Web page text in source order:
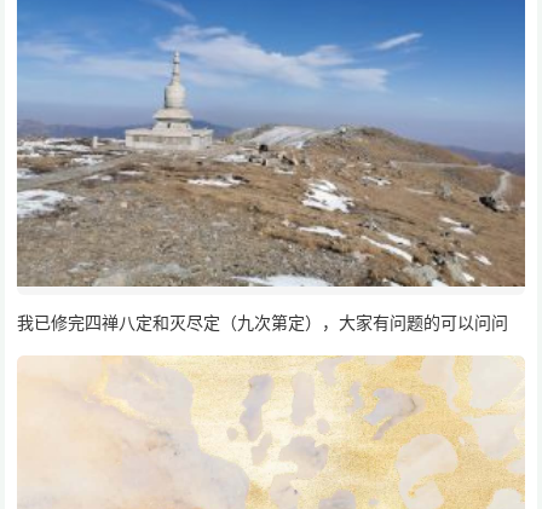
我已修完四禅八定和灭尽定（九次第定），大家有问题的可以问问